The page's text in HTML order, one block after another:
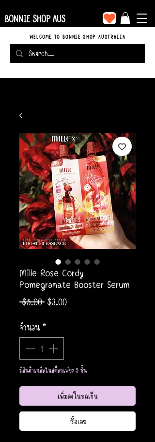
BONNIE SHOP AUS
WELCOME TO BONNIE SHOP AUSTRALIA
Mille Rose Cordy
Pomegranate Booster Serum
$5.00 ราคา
$3.00ราคา
จำนวน*
มีสินค้าเหลือในสต็อกเพียง 9 ชิ้น
เพิ่มลงในรถเข็น
ซื้อเลย